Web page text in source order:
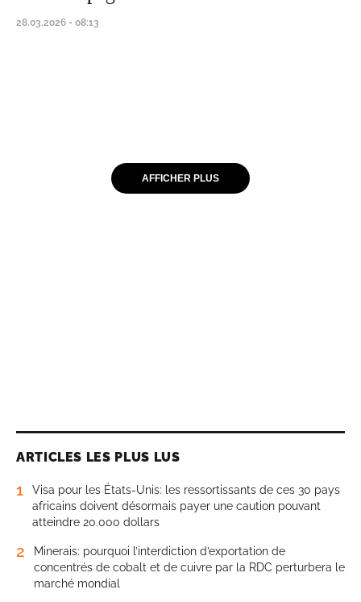
28.03.2026 - 08:13
AFFICHER PLUS
ARTICLES LES PLUS LUS
1
Visa pour les États-Unis: les ressortissants de ces 30 pays
africains doivent désormais payer une caution pouvant
atteindre 20.000 dollars
2
Minerais: pourquoi l’interdiction d’exportation de
concentrés de cobalt et de cuivre par la RDC perturbera le
marché mondial